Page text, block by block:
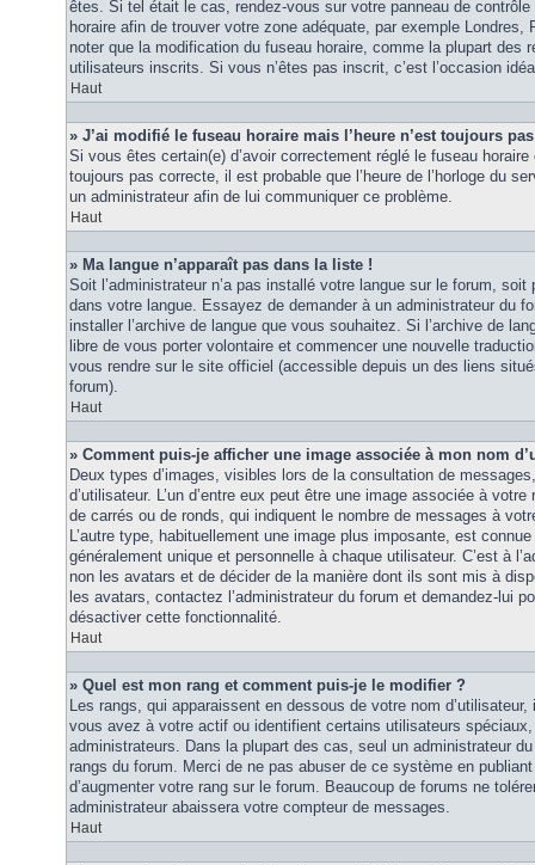
êtes. Si tel était le cas, rendez-vous sur votre panneau de
horaire afin de trouver votre zone adéquate, par exemple
noter que la modification du fuseau horaire, comme la plupart des
utilisateurs inscrits. Si vous n’êtes pas inscrit, c’est l’occasion
Haut
» J’ai modifié le fuseau horaire mais l’heure n’est toujours
Si vous êtes certain(e) d’avoir correctement réglé le fuseau horaire
toujours pas correcte, il est probable que l’heure de l’horloge du
un administrateur afin de lui communiquer ce problème.
Haut
» Ma langue n’apparaît pas dans la liste !
Soit l’administrateur n’a pas installé votre langue sur le forum, soit
dans votre langue. Essayez de demander à un administrateur du
installer l’archive de langue que vous souhaitez. Si l’archive de
libre de vous porter volontaire et commencer une nouvelle
vous rendre sur le site officiel (accessible depuis un des liens
forum).
Haut
» Comment puis-je afficher une image associée à mon nom
Deux types d’images, visibles lors de la consultation de
d’utilisateur. L’un d’entre eux peut être une image associée à
de carrés ou de ronds, qui indiquent le nombre de messages à
L’autre type, habituellement une image plus imposante, est
généralement unique et personnelle à chaque utilisateur. C’est à
non les avatars et de décider de la manière dont ils sont mis à
les avatars, contactez l’administrateur du forum et demandez-lui
désactiver cette fonctionnalité.
Haut
» Quel est mon rang et comment puis-je le modifier ?
Les rangs, qui apparaissent en dessous de votre nom
vous avez à votre actif ou identifient certains utilisateurs
administrateurs. Dans la plupart des cas, seul un administrateur
rangs du forum. Merci de ne pas abuser de ce système en
d’augmenter votre rang sur le forum. Beaucoup de forums ne
administrateur abaissera votre compteur de messages.
Haut